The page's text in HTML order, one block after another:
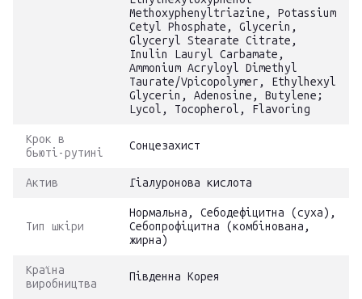
Methoxyphenyltriazine, Potassium
Cetyl Phosphate, Glycerin,
Glyceryl Stearate Citrate,
Inulin Lauryl Carbamate,
Ammonium Acryloyl Dimethyl
Taurate/Vpicopolymer, Ethylhexyl
Glycerin, Adenosine, Butylene;
Lycol, Tocopherol, Flavoring
Крок в
бьюті-рутині
Сонцезахист
Актив Гіалуронова кислота
Тип шкіри
Нормальна, Себодефіцитна (суха),
Себопрофіцитна (комбінована,
жирна)
Країна
виробництва
Південна Корея